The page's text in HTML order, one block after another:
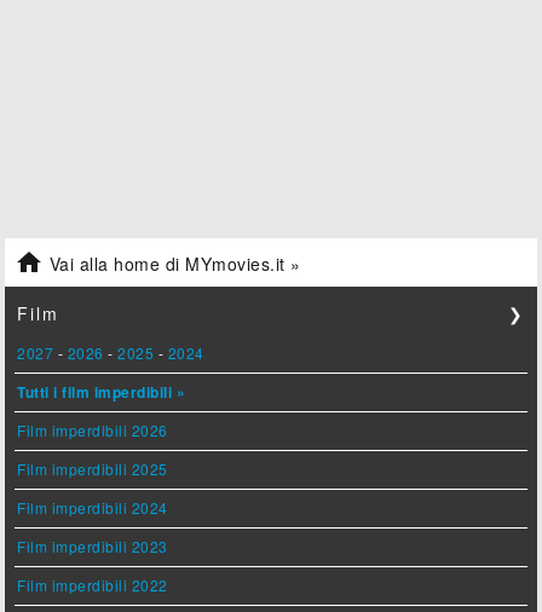
 Vai alla home di MYmovies.it »
Film ❯
2027 - 2026 -2025 - 2024
Tutti i film imperdibili »
Film imperdibili 2026
Film imperdibili 2025
Film imperdibili 2024
Film imperdibili 2023
Film imperdibili 2022